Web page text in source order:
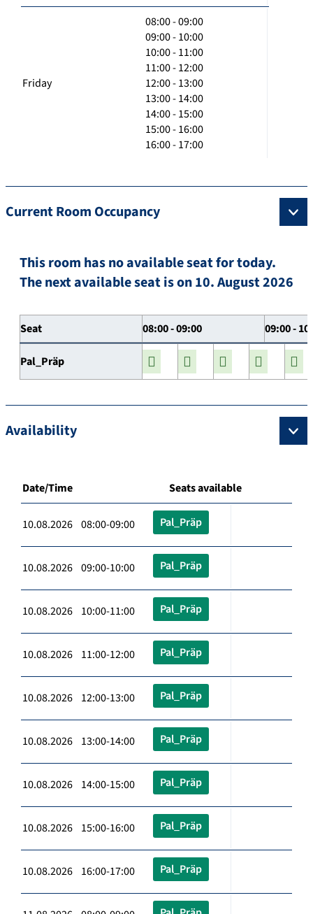
Friday
08:00 - 09:00
09:00 - 10:00
10:00 - 11:00
11:00 - 12:00
12:00 - 13:00
13:00 - 14:00
14:00 - 15:00
15:00 - 16:00
16:00 - 17:00
Current Room Occupancy
This room has no available seat for today.
The next available seat is on 10. August 2026
Seat 08:00 - 09:00 09:00 -
Pal_Präp
Availability
Date/Time Seats available
10.08.2026 08:00-09:00 Pal_Präp
10.08.2026 09:00-10:00 Pal_Präp
10.08.2026 10:00-11:00 Pal_Präp
10.08.2026 11:00-12:00 Pal_Präp
10.08.2026 12:00-13:00 Pal_Präp
10.08.2026 13:00-14:00 Pal_Präp
10.08.2026 14:00-15:00 Pal_Präp
10.08.2026 15:00-16:00 Pal_Präp
10.08.2026 16:00-17:00 Pal_Präp